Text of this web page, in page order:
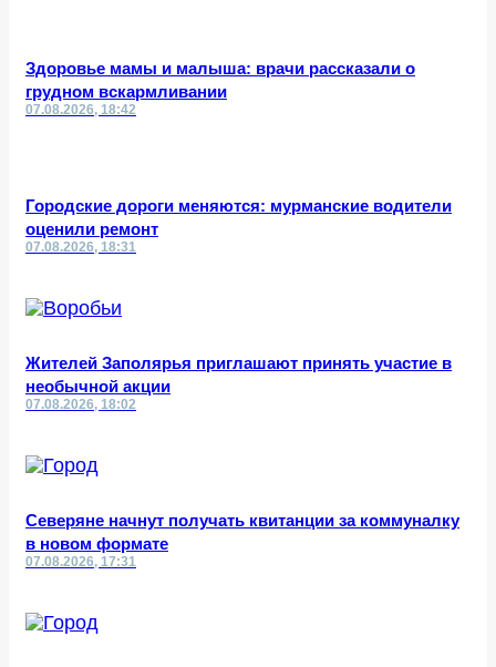
Здоровье мамы и малыша: врачи рассказали о
грудном вскармливании
07.08.2026, 18:42
Городские дороги меняются: мурманские водители
оценили ремонт
07.08.2026, 18:31
Жителей Заполярья приглашают принять участие в
необычной акции
07.08.2026, 18:02
Северяне начнут получать квитанции за коммуналку
в новом формате
07.08.2026, 17:31